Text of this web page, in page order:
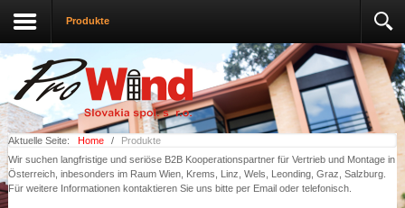
Produkte
Aktuelle Seite: Home /
Produkte
Wir suchen langfristige und seriöse B2B Kooperationspartner für Vertrieb und Montage in
Österreich, inbesonders im Raum Wien, Krems, Linz, Wels, Leonding, Graz, Salzburg.
Für weitere Informationen kontaktieren Sie uns bitte per Email oder telefonisch.